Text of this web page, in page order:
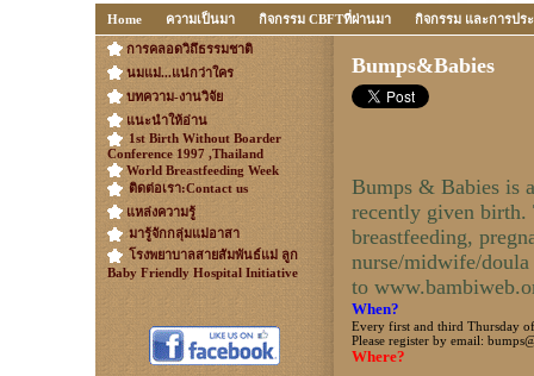
Home ความเป็นมา กิจกรรม CBFTที่ผ่านมา กิจกรรม และการปร
การคลอดวิถึธรรมชาติ
นมแม่...แน่กว่าใคร
บทความ-งานวิจัย
แนะนำให้อ่าน
1st Birth Without Boarder
Conference 1997 ,Thailand
World Breastfeeding Week
ติดต่อเรา:Contact us
แหล่งความรู้
มารู้จักกลุ่มแม่อาสา
โรงพยาบาลสายสัมพันธ์แม่ ลูก
Baby Friendly Hospital Initiative
Bumps&Babies
Bumps & Babies is
recently given birth.
breastfeeding,
nurse/midwife/
to
When?
Every first and third Thursday
Please register by email:
Where?